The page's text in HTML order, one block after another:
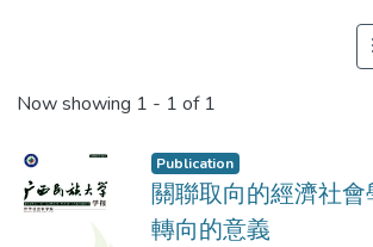
Now showing 1 - 1 of 1
Publication
關聯取向的經濟社
轉向的意義